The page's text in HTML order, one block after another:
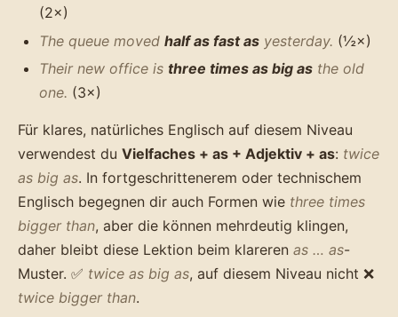
(2×)
The queue moved half as fast as yesterday. (½×)
Their new office is three times as big as the old
one. (3×)
Für klares, natürliches Englisch auf diesem Niveau
verwendest du Vielfaches + as + Adjektiv + as: twice
as big as. In fortgeschrittenerem oder technischem
Englisch begegnen dir auch Formen wie three times
bigger than, aber die können mehrdeutig klingen,
daher bleibt diese Lektion beim klareren as … as-
Muster. ✅ twice as big as, auf diesem Niveau nicht ❌
twice bigger than.